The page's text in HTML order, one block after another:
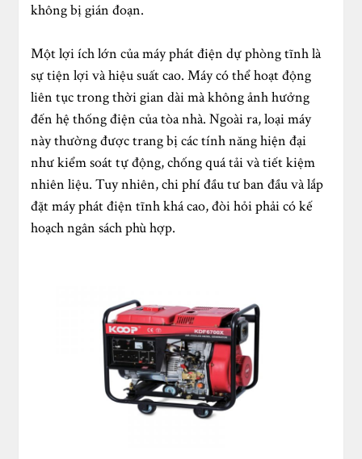
không bị gián đoạn.
Một lợi ích lớn của máy phát điện dự phòng tĩnh là
sự tiện lợi và hiệu suất cao. Máy có thể hoạt động
liên tục trong thời gian dài mà không ảnh hưởng
đến hệ thống điện của tòa nhà. Ngoài ra, loại máy
này thường được trang bị các tính năng hiện đại
như kiểm soát tự động, chống quá tải và tiết kiệm
nhiên liệu. Tuy nhiên, chi phí đầu tư ban đầu và lắp
đặt máy phát điện tĩnh khá cao, đòi hỏi phải có kế
hoạch ngân sách phù hợp.